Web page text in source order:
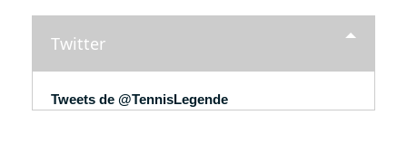
Twitter
Tweets de @TennisLegende